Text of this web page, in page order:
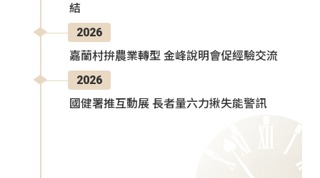
結
2026
嘉蘭村拚農業轉型 金峰說明會促經驗交流
2026
國健署推互動展 長者量六力揪失能警訊